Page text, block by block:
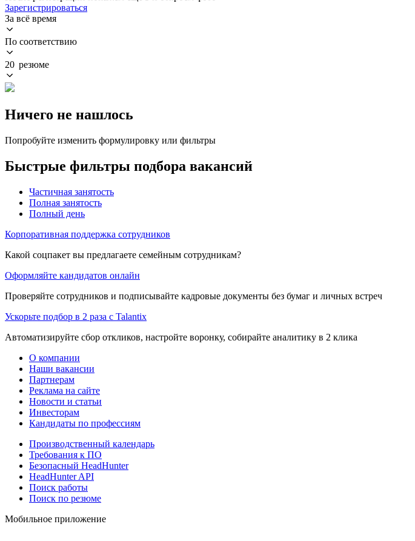
Зарегистрироваться
За всё время
По соответствию
20 резюме
Ничего не нашлось
Попробуйте изменить формулировку или фильтры
Быстрые фильтры подбора вакансий
Частичная занятость
Полная занятость
Полный день
Корпоративная поддержка сотрудников
Какой соцпакет вы предлагаете семейным сотрудникам?
Оформляйте кандидатов онлайн
Проверяйте сотрудников и подписывайте кадровые документы без бумаг и личных встреч
Ускорьте подбор в 2 раза с Talantix
Автоматизируйте сбор откликов, настройте воронку, собирайте аналитику в 2 клика
О компании
Наши вакансии
Партнерам
Реклама на сайте
Новости и статьи
Инвесторам
Кандидаты по профессиям
Производственный календарь
Требования к ПО
Безопасный HeadHunter
HeadHunter API
Поиск работы
Поиск по резюме
Мобильное приложение